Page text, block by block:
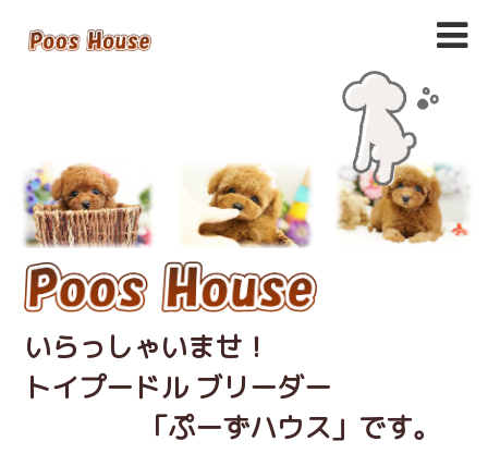
いらっしゃいませ！
トイプードル ブリーダー
「ぷーずハウス」です。